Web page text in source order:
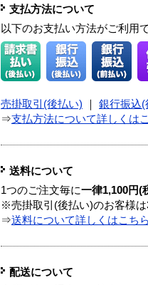
支払方法について
以下のお支払い方法がご利用
売掛取引(後払い) 銀行振込(
⇒支払方法について詳しくは
送料について
1つのご注文毎に一律1,100円(
※売掛取引(後払い)のお客様は
⇒送料について詳しくはこちら
配送について